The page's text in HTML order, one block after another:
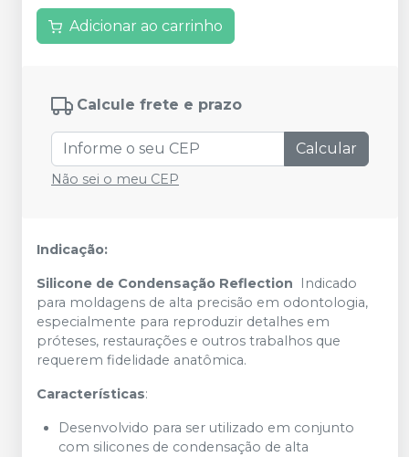
Adicionar ao carrinho
Calcule frete e prazo
Calcular
Não sei o meu CEP
Indicação:
Silicone de Condensação Reflection
Indicado
para moldagens de alta precisão em odontologia,
especialmente para reproduzir detalhes em
próteses, restaurações e outros trabalhos que
requerem fidelidade anatômica.
Características:
Desenvolvido para ser utilizado em conjunto
com silicones de condensação de alta